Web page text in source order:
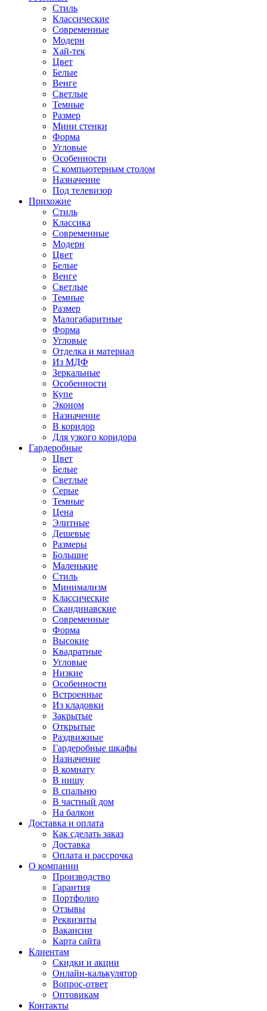
Стиль
Классические
Современные
Модерн
Хай-тек
Цвет
Белые
Венге
Светлые
Темные
Размер
Мини стенки
Форма
Угловые
Особенности
С компьютерным столом
Назначение
Под телевизор
Прихожие
Стиль
Классика
Современные
Модерн
Цвет
Белые
Венге
Светлые
Темные
Размер
Малогабаритные
Форма
Угловые
Отделка и материал
Из МДФ
Зеркальные
Особенности
Купе
Эконом
Назначение
В коридор
Для узкого коридора
Гардеробные
Цвет
Белые
Светлые
Серые
Темные
Цена
Элитные
Дешевые
Размеры
Большие
Маленькие
Стиль
Минимализм
Классические
Скандинавские
Современные
Форма
Высокие
Квадратные
Угловые
Низкие
Особенности
Встроенные
Из кладовки
Закрытые
Открытые
Раздвижные
Гардеробные шкафы
Назначение
В комнату
В нишу
В спальню
В частный дом
На балкон
Доставка и оплата
Как сделать заказ
Доставка
Оплата и рассрочка
О компании
Производство
Гарантия
Портфолио
Отзывы
Реквизиты
Вакансии
Карта сайта
Клиентам
Скидки и акции
Онлайн-калькулятор
Вопрос-ответ
Оптовикам
Контакты